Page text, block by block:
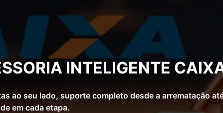
SEU
apoio especializado, você tem todas as orientações
de forma segura e rápida.